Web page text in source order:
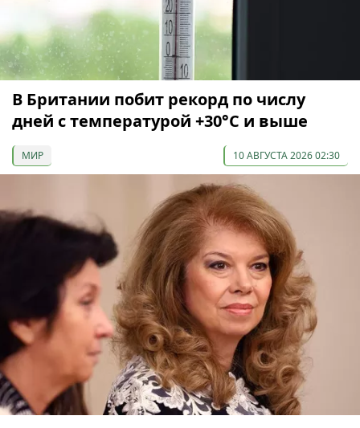
В Британии побит рекорд по числу
дней с температурой +30°C и выше
МИР 10 АВГУСТА 2026 02:30